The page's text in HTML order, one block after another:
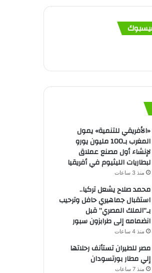
«الأفريقي للتنمية» يمول
المغرب بـ100 مليون يورو
لإنشاء أول مصنع عملاق
لبطاريات الليثيوم في أفريقيا
منذ 3 ساعات
محمد صلاح يشعل تركيا..
استقبال جماهيري حافل وترحيب
بـ”الملك المصري” قبل
انضمامه إلى طرابزون سبور
منذ 4 ساعات
مصر للطيران تستأنف رحلاتها
إلي مطار بورتسودان
منذ 7 ساعات